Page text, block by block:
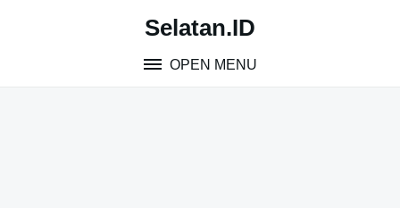
Selatan.ID
OPEN MENU